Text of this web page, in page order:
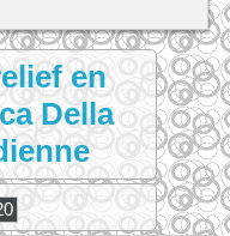
en
Della